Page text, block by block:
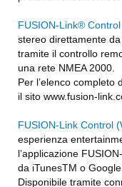
FUSION-Link®
stereo direttamente
tramite il controllo
una rete NMEA 2000.
Per l’elenco completo
il sito www.fusion-
FUSION-Link Control
esperienza
l’applicazione
da iTunesTM o Google
Disponibile tramite